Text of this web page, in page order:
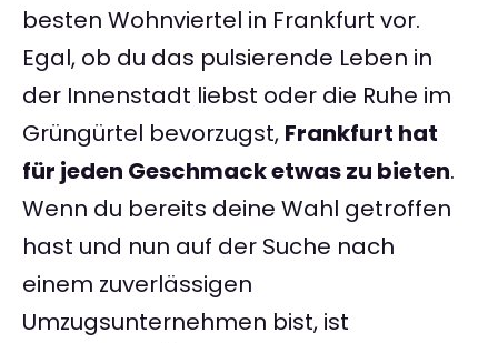
besten Wohnviertel in Frankfurt vor.
Egal, ob du das pulsierende Leben in
der Innenstadt liebst oder die Ruhe im
Grüngürtel bevorzugst, Frankfurt hat
für jeden Geschmack etwas zu bieten.
Wenn du bereits deine Wahl getroffen
hast und nun auf der Suche nach
einem zuverlässigen
Umzugsunternehmen bist, ist